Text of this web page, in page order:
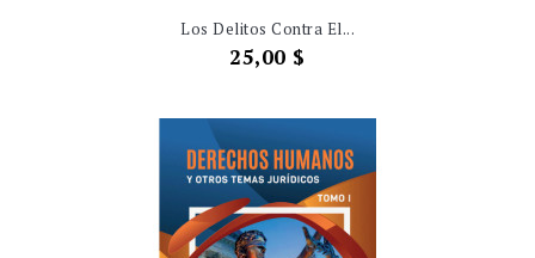
Los Delitos Contra El...
Precio
25,00 $